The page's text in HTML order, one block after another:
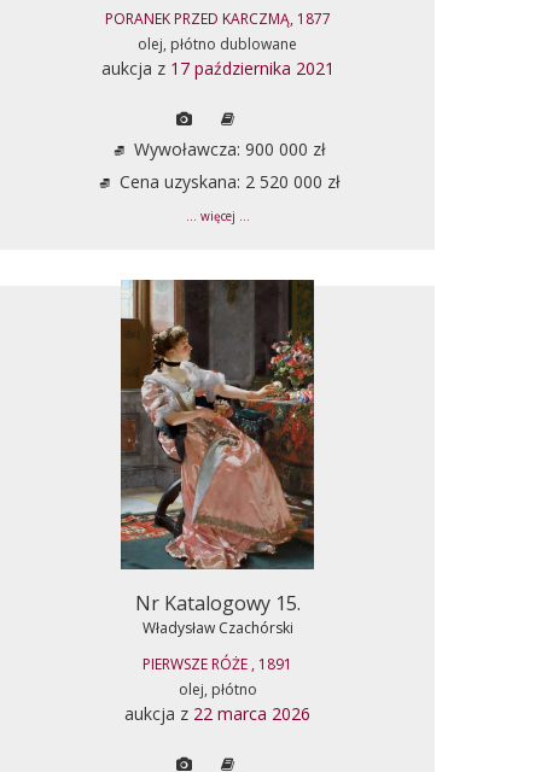
PORANEK PRZED KARCZMĄ, 1877
olej, płótno dublowane
aukcja z 17 października 2021
Wywoławcza: 900 000 zł
Cena uzyskana: 2 520 000 zł
... więcej ...
Nr Katalogowy 15.
Władysław Czachórski
PIERWSZE RÓŻE , 1891
olej, płótno
aukcja z 22 marca 2026